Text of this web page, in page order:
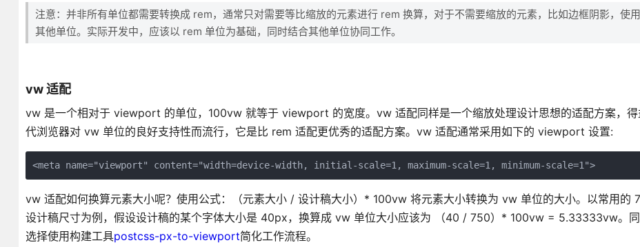
注意：并非所有单位都需要转换成 rem，通常只对需要等比缩放的元素进行 rem 换算，对于不需要缩放的元素，比如边框阴影，使
其他单位。实际开发中，应该以 rem 单位为基础，同时结合其他单位协同工作。
vw 适配
vw 是一个相对于 viewport 的单位，100vw 就等于 viewport 的宽度。vw 适配同样是一个缩放处理设计思想的适配方案，得
代浏览器对 vw 单位的良好支持性而流行，它是比 rem 适配更优秀的适配方案。vw 适配通常采用如下的 viewport 设置:
<meta name="viewport" content="width=device-width, initial-scale=1, maximum-scale=1, minimum-scale=1">
vw 适配如何换算元素大小呢？使用公式：（元素大小 / 设计稿大小）* 100vw 将元素大小转换为 vw 单位的大小。以常用的
设计稿尺寸为例，假设设计稿的某个字体大小是 40px，换算成 vw 单位大小应该为 （40 / 750）* 100vw = 5.33333vw。
选择使用构建工具postcss-px-to-viewport简化工作流程。